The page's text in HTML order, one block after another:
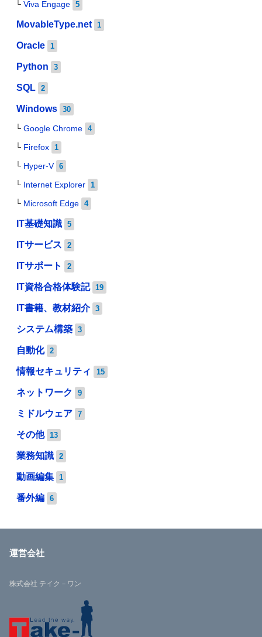
Viva Engage 5
MovableType.net 1
Oracle 1
Python 3
SQL 2
Windows 30
Google Chrome 4
Firefox 1
Hyper-V 6
Internet Explorer 1
Microsoft Edge 4
IT基礎知識 5
ITサービス 2
ITサポート 2
IT資格合格体験記 19
IT書籍、教材紹介 3
システム構築 3
自動化 2
情報セキュリティ 15
ネットワーク 9
ミドルウェア 7
その他 13
業務知識 2
動画編集 1
番外編 6
運営会社
株式会社 テイク－ワン